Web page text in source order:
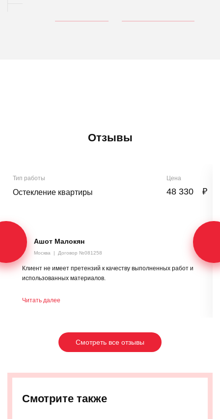
Отзывы
Тип работы
Остекление квартиры
Цена
48 330 ₽
Ашот Малокян
Москва | Договор №081258
Клиент не имеет претензий к качеству выполненных работ и
использованных материалов.
Читать далее
Смотреть все отзывы
Смотрите также